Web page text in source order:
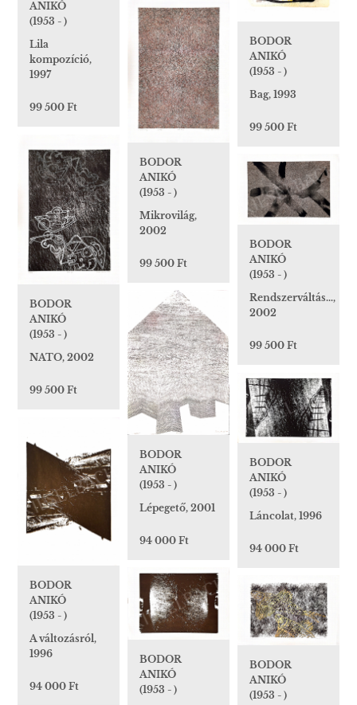
BODOR
ANIKÓ
(1953 - )
Bag, 1993
99 500 Ft
ANIKÓ
(1953 - )
Lila
kompozíció,
1997
99 500 Ft
BODOR
ANIKÓ
(1953 - )
Mikrovilág,
2002
99 500 Ft
BODOR
ANIKÓ
(1953 - )
NATO, 2002
99 500 Ft
BODOR
ANIKÓ
(1953 - )
Rendszerváltás…,
2002
99 500 Ft
BODOR
ANIKÓ
(1953 - )
Lépegető, 2001
94 000 Ft
BODOR
ANIKÓ
(1953 - )
Láncolat, 1996
94 000 Ft
BODOR
ANIKÓ
(1953 - )
A változásról,
1996
94 000 Ft
BODOR
ANIKÓ
(1953 - )
BODOR
ANIKÓ
(1953 - )